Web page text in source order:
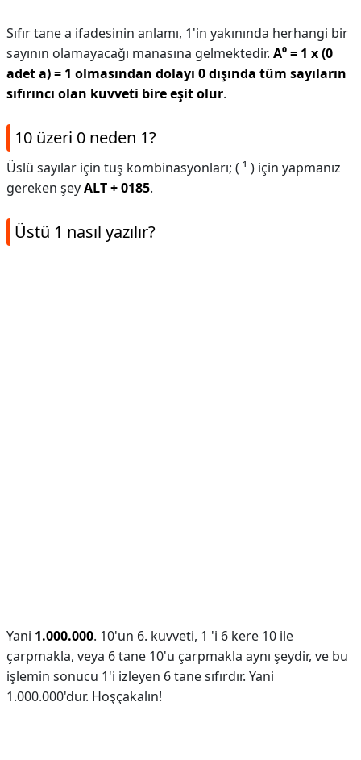
Sıfır tane a ifadesinin anlamı, 1'in yakınında herhangi bir
sayının olamayacağı manasına gelmektedir. A⁰ = 1 x (0
adet a) = 1 olmasından dolayı 0 dışında tüm sayıların
sıfırıncı olan kuvveti bire eşit olur.
10 üzeri 0 neden 1?
Üslü sayılar için tuş kombinasyonları; ( ¹ ) için yapmanız
gereken şeyALT + 0185.
Üstü 1 nasıl yazılır?
Yani 1.000.000. 10'un 6. kuvveti, 1 'i 6 kere 10 ile
çarpmakla, veya 6 tane 10'u çarpmakla aynı şeydir, ve bu
işlemin sonucu 1'i izleyen 6 tane sıfırdır. Yani
1.000.000'dur. Hoşçakalın!